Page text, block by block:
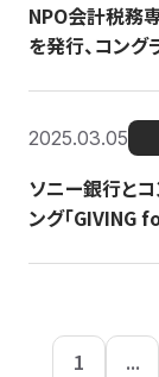
NPO会計税務
を発行、コン
2025.03.05
ソニー銀行と
ング「GIVING
1 ...